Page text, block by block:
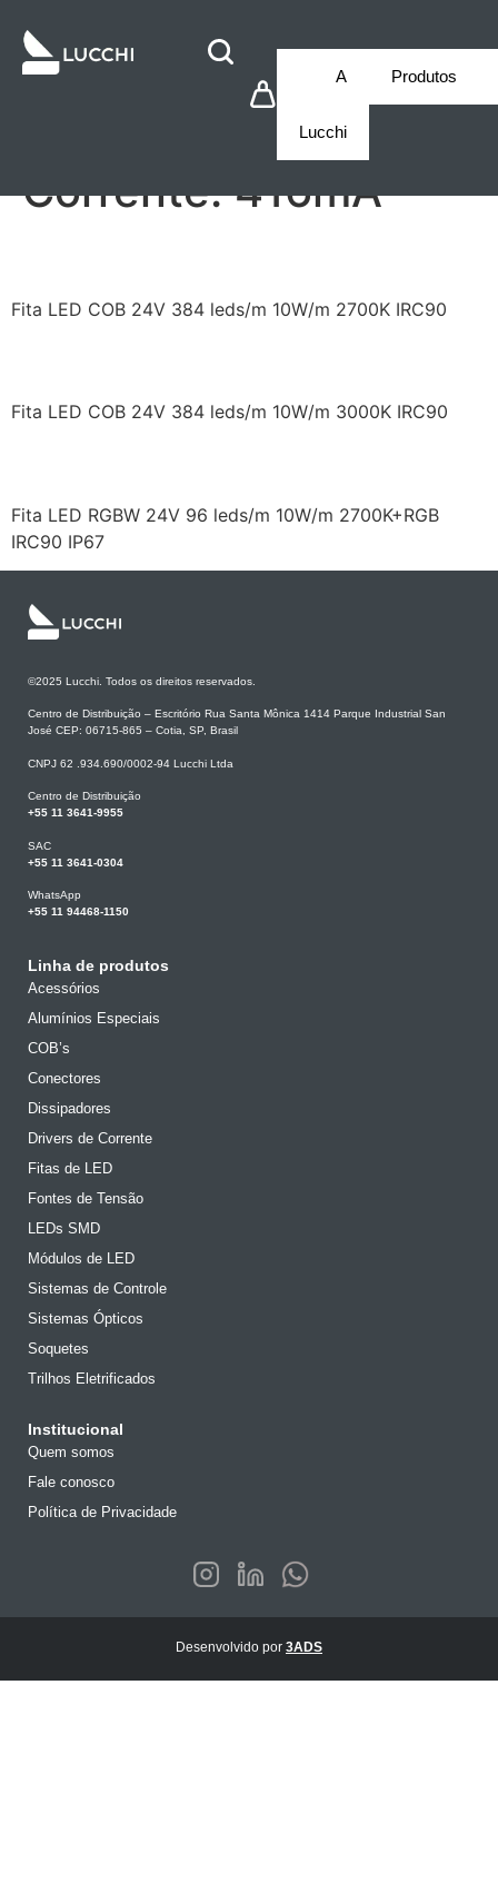
A
Lucchi
Produtos
Corrente:416mA
Fita LED COB 24V 384 leds/m 10W/m 2700K IRC90
Fita LED COB 24V 384 leds/m 10W/m 3000K IRC90
Fita LED RGBW 24V 96 leds/m 10W/m 2700K+RGB
IRC90 IP67
©2025 Lucchi. Todos os direitos reservados.
Centro de Distribuição – Escritório Rua Santa Mônica 1414 Parque Industrial San
José CEP: 06715-865 – Cotia, SP, Brasil
CNPJ 62 .934.690/0002-94 Lucchi Ltda
Centro de Distribuição
+55 11 3641-9955
SAC
+55 11 3641-0304
WhatsApp
+55 11 94468-1150
Linha de produtos
Acessórios
Alumínios Especiais
COB’s
Conectores
Dissipadores
Drivers de Corrente
Fitas de LED
Fontes de Tensão
LEDs SMD
Módulos de LED
Sistemas de Controle
Sistemas Ópticos
Soquetes
Trilhos Eletrificados
Institucional
Quem somos
Fale conosco
Política de Privacidade
Desenvolvido por 3ADS